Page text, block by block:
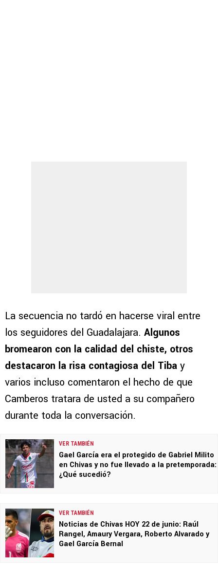
La secuencia no tardó en hacerse viral entre
los seguidores del Guadalajara. Algunos
bromearon con la calidad del chiste, otros
destacaron la risa contagiosa del Tiba y
varios incluso comentaron el hecho de que
Camberos tratara de usted a su compañero
durante toda la conversación.
VER TAMBIÉN
Gael García era el protegido de Gabriel Milito
en Chivas y no fue llevado a la pretemporada:
¿Qué sucedió?
VER TAMBIÉN
Noticias de Chivas HOY 22 de junio: Raúl
Rangel, Amaury Vergara, Roberto Alvarado y
Gael García Bernal